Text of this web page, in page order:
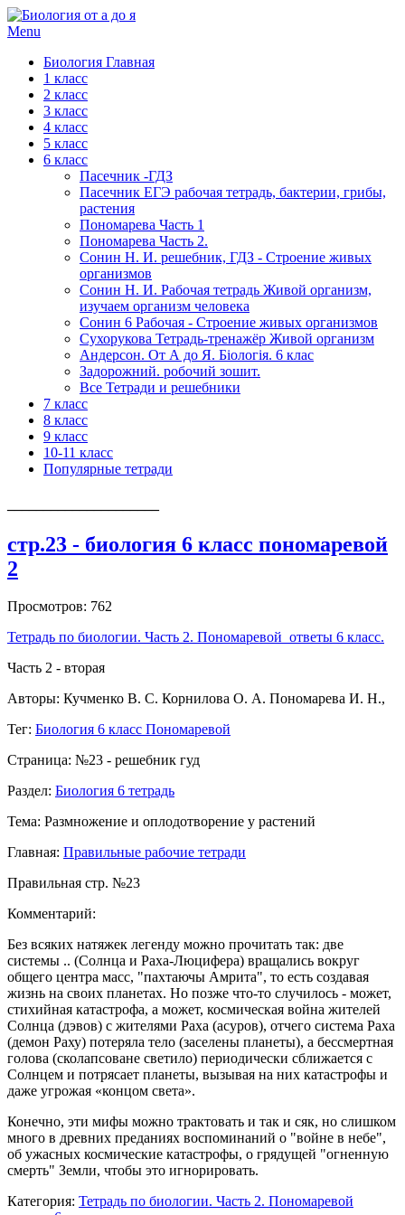
Menu
Биология Главная
1 класс
2 класс
3 класс
4 класс
5 класс
6 класс
Пасечник -ГДЗ
Пасечник ЕГЭ рабочая тетрадь, бактерии, грибы,
растения
Пономарева Часть 1
Пономарева Часть 2.
Сонин Н. И. решебник, ГДЗ - Строение живых
организмов
Сонин Н. И. Рабочая тетрадь Живой организм,
изучаем организм человека
Сонин 6 Рабочая - Строение живых организмов
Сухорукова Тетрадь-тренажёр Живой организм
Андерсон. От А до Я. Біологія. 6 клас
Задорожний. робочий зошит.
Все Тетради и решебники
7 класс
8 класс
9 класс
10-11 класс
Популярные тетради
стр.23 - биология 6 класс пономаревой
2
Просмотров: 762
Тетрадь по биологии. Часть 2. Пономаревой ответы 6 класс.
Часть 2 - вторая
Авторы: Кучменко В. С. Корнилова О. А. Пономарева И. Н.,
Тег: Биология 6 класс Пономаревой
Страница: №23 - решебник гуд
Раздел: Биология 6 тетрадь
Тема: Размножение и оплодотворение у растений
Главная: Правильные рабочие тетради
Правильная стр. №23
Комментарий:
Без всяких натяжек легенду можно прочитать так: две
системы .. (Солнца и Раха-Люцифера) вращались вокруг
общего центра масс, "пахтаючы Амрита", то есть создавая
жизнь на своих планетах. Но позже что-то случилось - может,
стихийная катастрофа, а может, космическая война жителей
Солнца (дэвов) с жителями Раха (асуров), отчего система Раха
(демон Раху) потеряла тело (заселены планеты), а бессмертная
голова (сколапсоване светило) периодически сближается с
Солнцем и потрясает планеты, вызывая на них катастрофы и
даже угрожая «концом света».
Конечно, эти мифы можно трактовать и так и сяк, но слишком
много в древних преданиях воспоминаний о "войне в небе",
об ужасных космические катастрофы, о грядущей "огненную
смерть" Земли, чтобы это игнорировать.
Категория: Тетрадь по биологии. Часть 2. Пономаревой